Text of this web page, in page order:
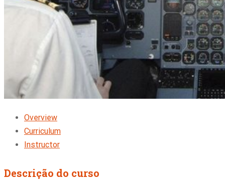
Overview
Curriculum
Instructor
Descrição do curso